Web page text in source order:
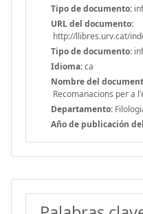
Tipo de documento:
URL del documento:
http://llibres.urv.cat/
Tipo de documento:
Idioma:ca
Nombre del
Recomanacions per a
Departamento:
Año de publicación